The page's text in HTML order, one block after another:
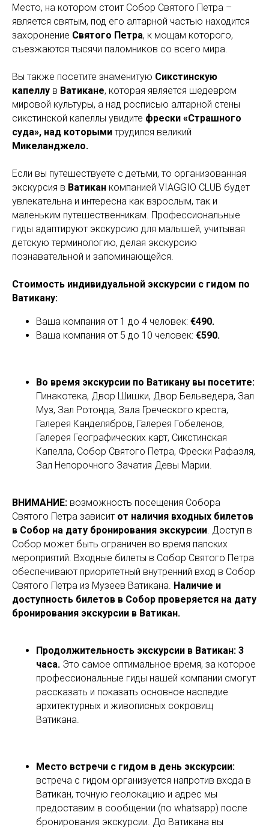
Место, на котором стоит Собор Святого Петра –
является святым, под его алтарной частью находится
захоронение Святого Петра, к мощам которого,
съезжаются тысячи паломников со всего мира.
Вы также посетите знаменитую Сикстинскую
капеллу в Ватикане, которая является шедевром
мировой культуры, а над росписью алтарной стены
сикстинской капеллы увидите фрески «Страшного
суда», над которыми трудился великий
Микеланджело.
Если вы путешествуете с детьми, то организованная
экскурсия в Ватикан компанией VIAGGIO CLUB будет
увлекательна и интересна как взрослым, так и
маленьким путешественникам. Профессиональные
гиды адаптируют экскурсию для малышей, учитывая
детскую терминологию, делая экскурсию
познавательной и запоминающейся.
Стоимость индивидуальной экскурсии с гидом по
Ватикану:
Ваша компания от 1 до 4 человек: €490.
Ваша компания от 5 до 10 человек: €590.
Во время экскурсии по Ватикану вы посетите:
Пинакотека, Двор Шишки, Двор Бельведера, Зал
Муз, Зал Ротонда, Зала Греческого креста,
Галерея Канделябров, Галерея Гобеленов,
Галерея Географических карт, Сикстинская
Капелла, Собор Святого Петра, Фрески Рафаэля,
Зал Непорочного Зачатия Девы Марии.
ВНИМАНИЕ: возможность посещения Собора
Святого Петра зависит от наличия входных билетов
в Собор на дату бронирования экскурсии . Доступ в
Собор может быть ограничен во время папских
мероприятий. Входные билеты в Собор Святого Петра
обеспечивают приоритетный внутренний вход в Собор
Святого Петра из Музеев Ватикана. Наличие и
доступность билетов в Собор проверяется на дату
бронирования экскурсии в Ватикан.
Продолжительность экскурсии в Ватикан: 3
часа. Это самое оптимальное время, за которое
профессиональные гиды нашей компании смогут
рассказать и показать основное наследие
архитектурных и живописных сокровищ
Ватикана.
Место встречи с гидом в день экскурсии:
встреча с гидом организуется напротив входа в
Ватикан, точную геолокацию и адрес мы
предоставим в сообщении (по whatsapp) после
бронирования экскурсии. До Ватикана вы